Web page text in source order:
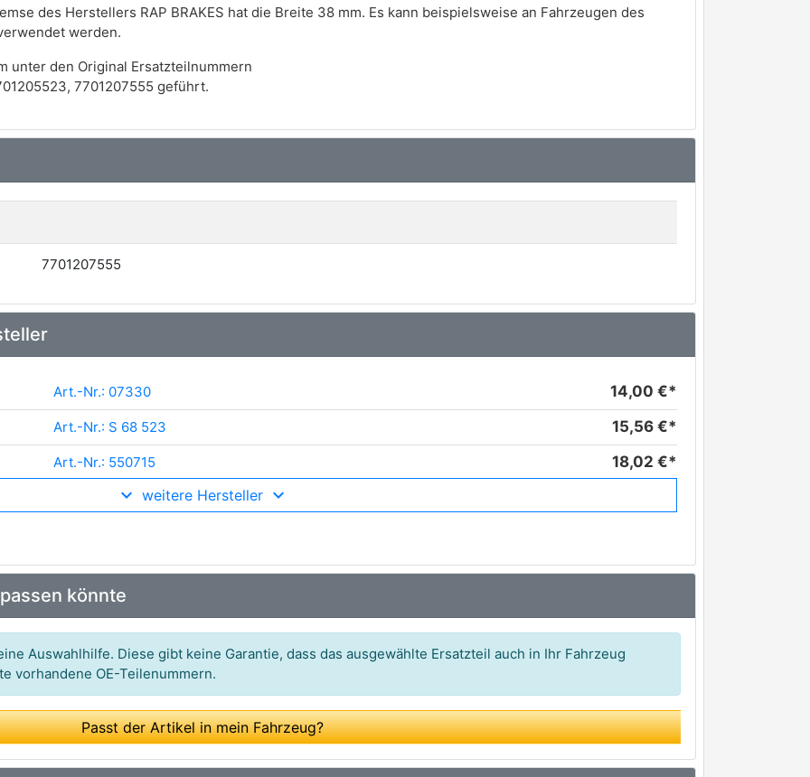
des Herstellers RAP BRAKES hat die Breite 38 mm. Es kann beispielsweise an Fahrzeugen des
werden.
unter den Original Ersatzteilnummern
7701207555 geführt.
7701207555
Art.-Nr.: 07330 14,00 €*
Art.-Nr.: S 68 523 15,56 €*
Art.-Nr.: 550715 18,02 €*
Art.-Nr.: 53-0355
Art.-Nr.: 2739635 20,20 €*
Art.-Nr.: LS1842
Art.-Nr.: 0 986 487 570 22,17 €*
Art.-Nr.: GS8650
Art.-Nr.: 91052800 26,86 €*
Art.-Nr.: 03.0137-0350.2 28,31 €*
weitere Hersteller
könnte
Auswahlhilfe. Diese gibt keine Garantie, dass das ausgewählte Ersatzteil auch in Ihr Fahrzeug
vorhandene OE-Teilenummern.
Passt der Artikel in mein Fahrzeug?